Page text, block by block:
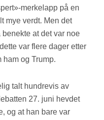
merkelapp på en
mye verdt. Men det
at det var noe
var flere dager etter
ham og Trump.
talt hundrevis av
27. juni hevdet
og at han bare var